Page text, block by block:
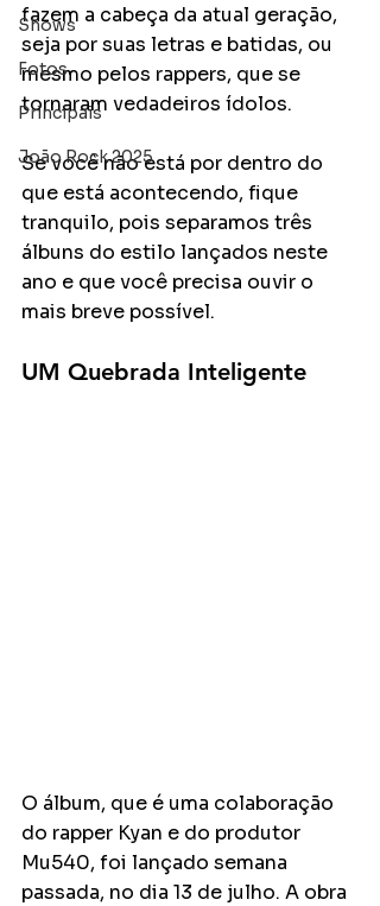
Shows
Fotos
Principais
João Rock 2025
fazem a cabeça da atual geração,
seja por suas letras e batidas, ou
mesmo pelos rappers, que se
tornaram vedadeiros ídolos.
Se você não está por dentro do
que está acontecendo, fique
tranquilo, pois separamos três
álbuns do estilo lançados neste
ano e que você precisa ouvir o
mais breve possível.
UM Quebrada Inteligente
O álbum, que é uma colaboração
do rapper Kyan e do produtor
Mu540, foi lançado semana
passada, no dia 13 de julho. A obra